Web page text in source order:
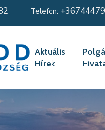
Telefon:
Aktuális
Hírek